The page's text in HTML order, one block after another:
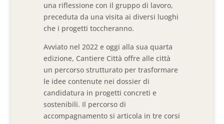
una riflessione con il gruppo di lavoro,
preceduta da una visita ai diversi luoghi
che i progetti toccheranno.
Avviato nel 2022 e oggi alla sua quarta
edizione, Cantiere Città offre alle città
un percorso strutturato per trasformare
le idee contenute nei dossier di
candidatura in progetti concreti e
sostenibili. Il percorso di
accompagnamento si articola in tre corsi